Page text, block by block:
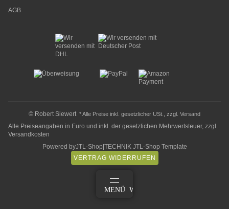
AGB
© Robert Siewert * Alle Preise inkl. gesetzlicher USt., zzgl. Versand
Alle Preiseangaben in Euro und inkl. der gesetzlichen Mehrwertsteuer, zzgl.
Versandkosten
Powered byJTL-Shop TECHNIK JTL-Shop Template
VERTRAG WIDERRUFEN
MENÜ WARENKORB